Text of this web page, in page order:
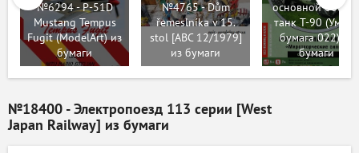
№6294 - P-51D
Mustang Tempus
Fugit (ModelArt) из
бумаги
№4765 - Dům
řemeslníka v 15.
stol [ABC 12/1979]
из бумаги
основной
танк Т-90 (Умная
бумага 022) из
бумаги
№18400 - Электропоезд 113 серии [West
Japan Railway] из бумаги